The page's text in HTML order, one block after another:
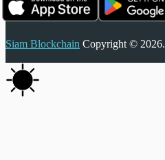
Siam Blockchain Copyright © 2026.